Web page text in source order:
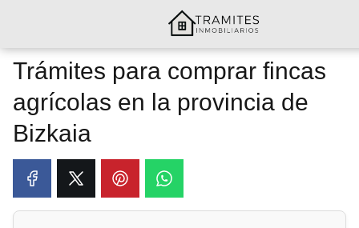
Trámites para comprar fincas
agrícolas en la provincia de
Bizkaia